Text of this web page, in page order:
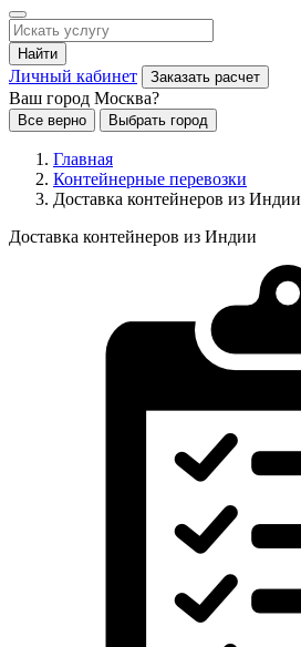
Найти
Личный кабинет Заказать расчет
Ваш город Москва?
Все верно Выбрать город
Главная
Контейнерные перевозки
Доставка контейнеров из Индии
Доставка контейнеров из Индии